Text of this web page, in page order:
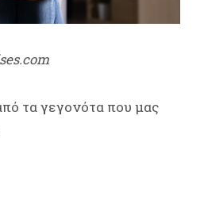
τα γεγονότα που μας